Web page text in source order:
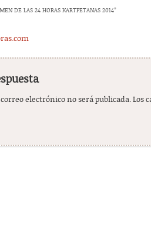
DE LAS 24 HORAS KARTPETANAS 2014”
electrónico no será publicada. Los